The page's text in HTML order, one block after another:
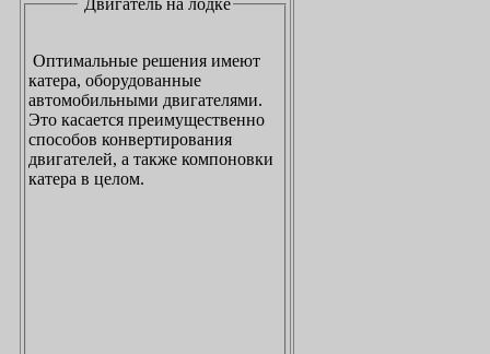
Оптимальные решения имеют
катера, оборудованные
автомобильными двигателями.
Это касается преимущественно
способов конвертирования
двигателей, а также компоновки
катера в целом.